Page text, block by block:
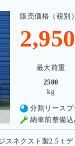
販売価格（税別）
最大荷重
2500
kg
分割リース
納車前整備込
スネクスト製2.5ｔ